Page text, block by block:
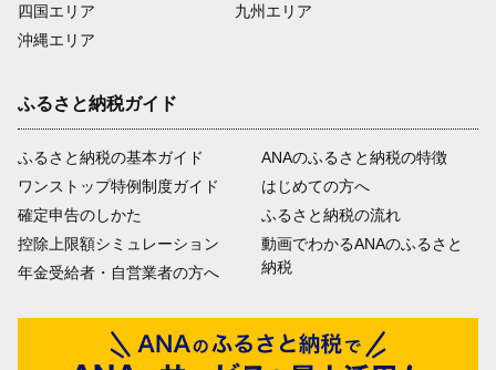
四国エリア
沖縄エリア
九州エリア
ふるさと納税ガイド
ふるさと納税の基本ガイド
ワンストップ特例制度ガイド
確定申告のしかた
控除上限額シミュレーション
年金受給者・自営業者の方へ
ANAのふるさと納税の特徴
はじめての方へ
ふるさと納税の流れ
動画でわかるANAのふるさと
納税